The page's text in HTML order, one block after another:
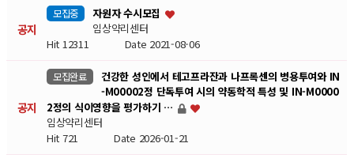
공지
모집중
자원자 수시모집
임상약리센터
Hit 12311 Date 2021-08-06
공지
모집완료
건강한 성인에서 테고프라잔과 나프록센의 병용투여와 IN
-M00002정 단독투여 시의 약동학적 특성 및 IN-M0000
2정의 식이영향을 평가하기 …
임상약리센터
Hit 721Date 2026-01-21